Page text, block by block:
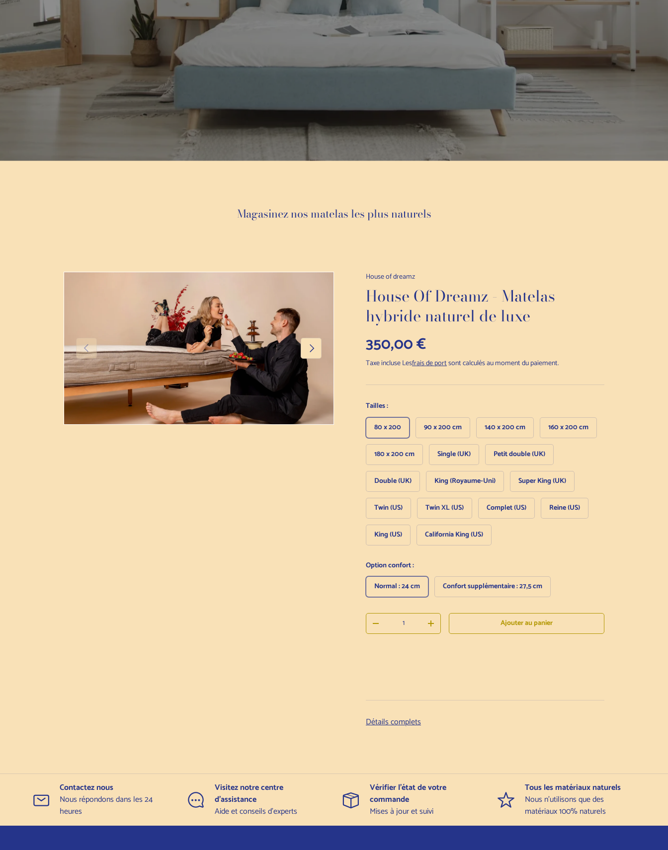
Magasinez nos matelas les plus naturels
Passer à l'information sur le produit
Précédent Suivant
House of dreamz
House Of Dreamz - Matelas
hybride naturel de luxe
Prix normal
350,00 €
Taxe incluse Lesfrais de portsont calculés au moment du paiement.
Tailles :
80 x 200
90 x 200 cm 140 x 200 cm 160 x 200 cm
180 x 200 cm Single (UK) Petit double (UK)
Double (UK) King (Royaume-Uni) Super King (UK)
Twin (US) Twin XL (US) Complet (US) Reine (US)
King (US) California King (US)
Option confort :
Normal : 24 cm
Confort supplémentaire : 27,5 cm
Qté
Diminuer la quantitéAugmenter la quantité Ajouter au panier
Détails complets
Contactez nous
Nous répondons dans les 24
heures
Visitez notre centre
d'assistance
Aide et conseils d'experts
Vérifier l'état de votre
commande
Mises à jour et suivi
Tous les matériaux naturels
Nous n'utilisons que des
matériaux 100% naturels